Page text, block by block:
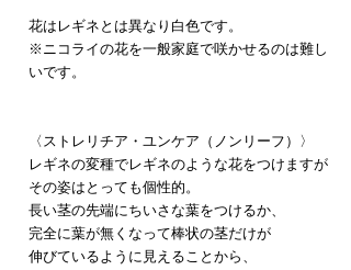
花はレギネとは異なり白色です。
※ニコライの花を一般家庭で咲かせるのは難し
いです。
〈ストレリチア・ユンケア（ノンリーフ）〉
レギネの変種でレギネのような花をつけますが
その姿はとっても個性的。
長い茎の先端にちいさな葉をつけるか、
完全に葉が無くなって棒状の茎だけが
伸びているように見えることから、